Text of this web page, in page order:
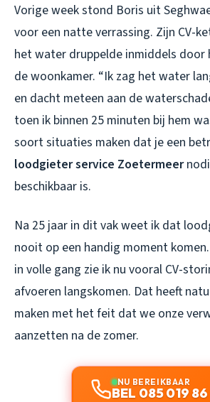
Vorige week stond Boris uit
voor een natte verrassing. Zijn CV-
het water druppelde inmiddels door
de woonkamer. “Ik zag het water
en dacht meteen aan de
toen ik binnen 25 minuten bij hem
soort situaties maken dat je een
loodgieter service Zoetermeer
beschikbaar is.
Na 25 jaar in dit vak weet ik dat
nooit op een handig moment
in volle gang zie ik nu vooral CV-
afvoeren langskomen. Dat heeft
maken met het feit dat we onze
aanzetten na de zomer.
NU BEREIKBAAR
BEL 085 019